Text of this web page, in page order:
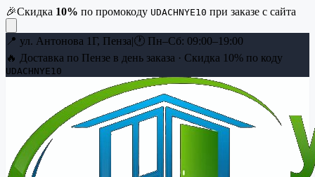
🎉Скидка 10% по промокоду UDACHNYE10 при заказе с сайта
📍 ул. Антонова 1Г, Пенза|🕐 Пн–Сб: 09:00–19:00
🔥 Доставка по Пензе в день заказа · Скидка 10% по коду
UDACHNYE10